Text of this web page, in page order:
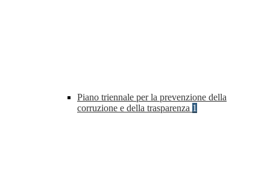
Piano triennale per la prevenzione della
corruzione e della trasparenza 1